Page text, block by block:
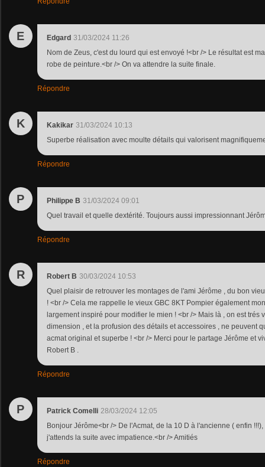
E Edgard 31/03/2024 11:26
Nom de Zeus, c'est du lourd qui est envoyé !<br /> Le résultat est
robe de peinture.<br /> On va attendre la suite finale.
Répondre
K Kakikar 31/03/2024 10:13
Superbe réalisation avec moulte détails qui valorisent
Répondre
P Philippe B 31/03/2024 09:01
Quel travail et quelle dextérité. Toujours aussi impressionnant
Répondre
R Robert B 30/03/2024 10:53
Quel plaisir de retrouver les montages de l'ami Jérôme , du bon
! <br /> Cela me rappelle le vieux GBC 8KT Pompier également
largement inspiré pour modifier le mien ! <br /> Mais là , on est trés
dimension , et la profusion des détails et accessoires , ne peuvent
acmat original et superbe ! <br /> Merci pour le partage Jérôme et
Robert B .
Répondre
P Patrick Comelli 28/03/2024 12:05
Bonjour Jérôme<br /> De l'Acmat, de la 10 D à l'ancienne ( enfin
j'attends la suite avec impatience.<br /> Amitiés
Répondre